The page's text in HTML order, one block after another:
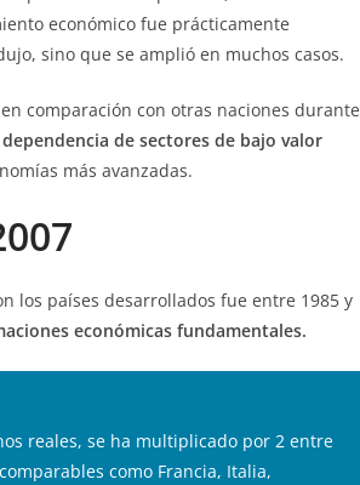
económico fue prácticamente
sino que se amplió en muchos casos.
comparación con otras naciones durante
de sectores de bajo valor
más avanzadas.
los países desarrollados fue entre 1985 y
económicas fundamentales.
reales, se ha multiplicado por 2 entre
como Francia, Italia,